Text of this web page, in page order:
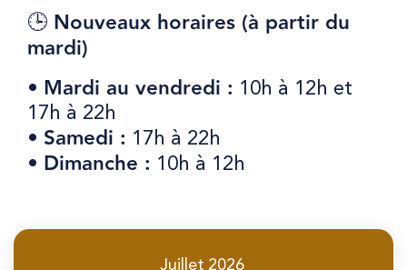
🕒 Nouveaux horaires (à partir du
mardi)
• Mardi au vendredi : 10h à 12h et
17h à 22h
• Samedi : 17h à 22h
• Dimanche : 10h à 12h
Juillet 2026